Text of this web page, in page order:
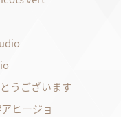
うございます
アヒージョ